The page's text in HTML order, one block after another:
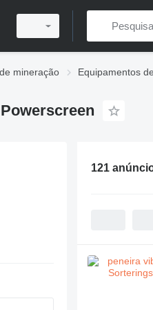
mineração Equipamentos
eixo
121